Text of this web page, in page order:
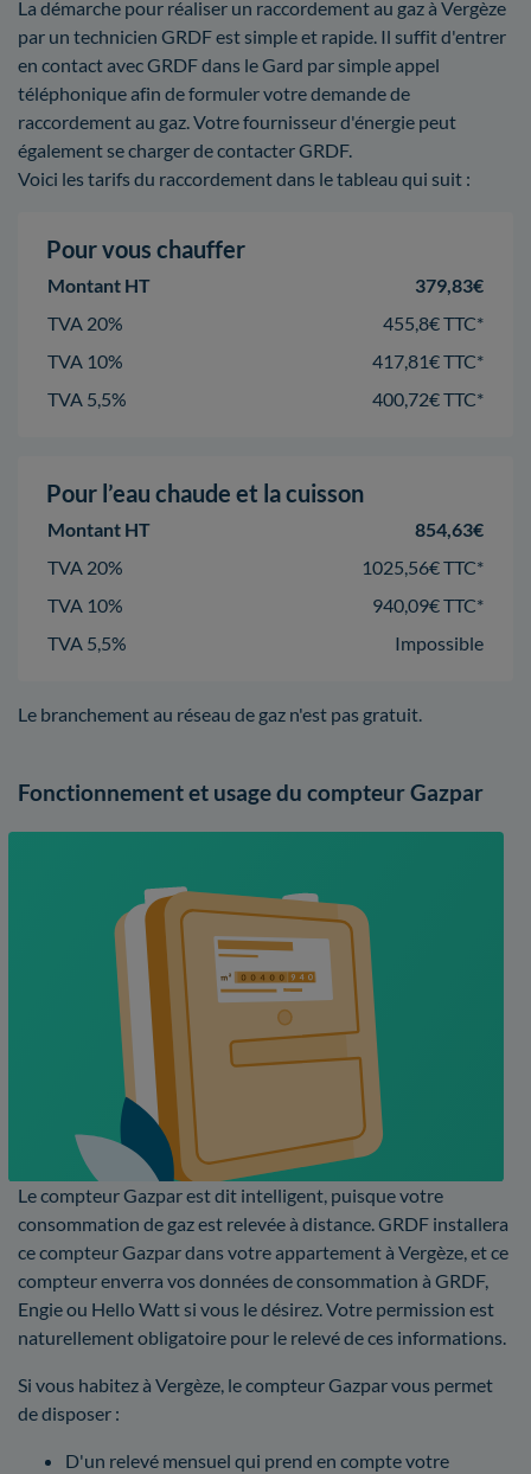
La démarche pour réaliser un raccordement au gaz à Vergèze
par un technicien GRDF est simple et rapide. Il suffit d'entrer
en contact avec GRDF dans le Gard par simple appel
téléphonique afin de formuler votre demande de
raccordement au gaz. Votre fournisseur d'énergie peut
également se charger de contacter GRDF.
Voici les tarifs du raccordement dans le tableau qui suit :
Pour vous chauffer
Montant HT
379,83€
TVA 20%
455,8€ TTC*
TVA 10%
417,81€ TTC*
TVA 5,5%
400,72€ TTC*
Pour l’eau chaude et la cuisson
Montant HT
854,63€
TVA 20%
1025,56€ TTC*
TVA 10%
940,09€ TTC*
TVA 5,5%
Impossible
Le branchement au réseau de gaz n'est pas gratuit.
Fonctionnement et usage du compteur Gazpar
Le compteur Gazpar est dit intelligent, puisque votre
consommation de gaz est relevée à distance. GRDF installera
ce compteur Gazpar dans votre appartement à Vergèze, et ce
compteur enverra vos données de consommation à GRDF,
Engie ou Hello Watt si vous le désirez. Votre permission est
naturellement obligatoire pour le relevé de ces informations.
Si vous habitez à Vergèze, le compteur Gazpar vous permet
de disposer :
D'un relevé mensuel qui prend en compte votre